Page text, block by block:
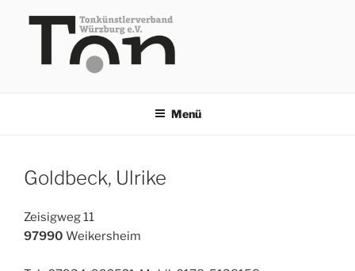
Inhalt
Menü
Goldbeck, Ulrike
Zeisigweg 11
97990 Weikersheim